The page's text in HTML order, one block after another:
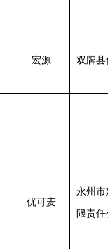
宏源 双牌县
优可麦
永州
限责